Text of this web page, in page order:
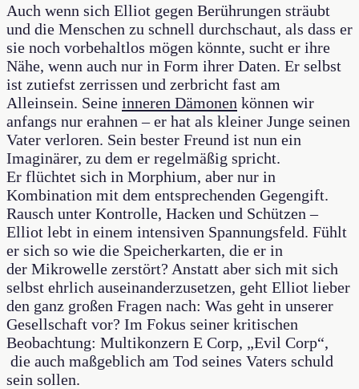
Auch wenn sich Elliot gegen Berührungen sträubt
und die Menschen zu schnell durchschaut, als dass er
sie noch vorbehaltlos mögen könnte, sucht er ihre
Nähe, wenn auch nur in Form ihrer Daten. Er selbst
ist zutiefst zerrissen und zerbricht fast am
Alleinsein. Seine inneren Dämonen können wir
anfangs nur erahnen – er hat als kleiner Junge seinen
Vater verloren. Sein bester Freund ist nun ein
Imaginärer, zu dem er regelmäßig spricht.
Er flüchtet sich in Morphium, aber nur in
Kombination mit dem entsprechenden Gegengift.
Rausch unter Kontrolle, Hacken und Schützen –
Elliot lebt in einem intensiven Spannungsfeld. Fühlt
er sich so wie die Speicherkarten, die er in
der Mikrowelle zerstört? Anstatt aber sich mit sich
selbst ehrlich auseinanderzusetzen, geht Elliot lieber
den ganz großen Fragen nach: Was geht in unserer
Gesellschaft vor? Im Fokus seiner kritischen
Beobachtung: Multikonzern E Corp, „Evil Corp“,
die auch maßgeblich am Tod seines Vaters schuld
sein sollen.